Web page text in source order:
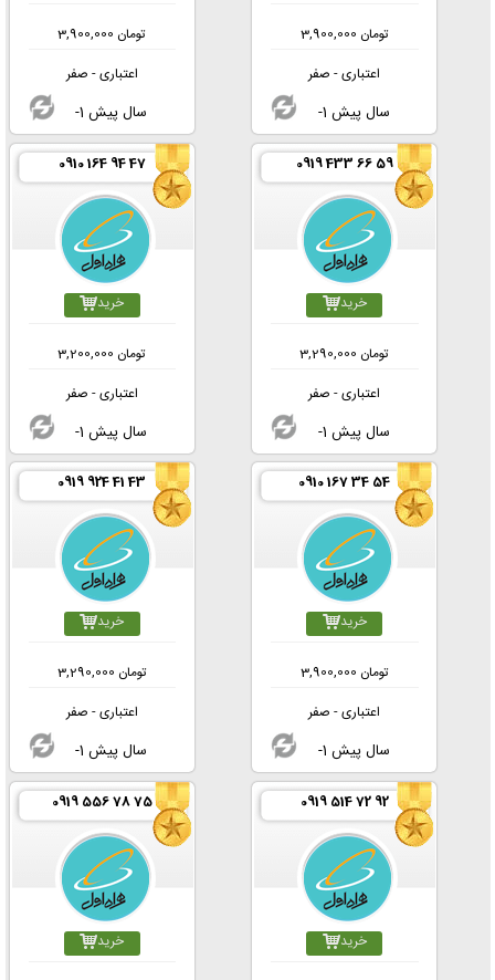
3,900,000 تومان
اعتباری - صفر
-1 سال پیش
3,900,000 تومان
اعتباری - صفر
-1 سال پیش
0919 433 66 59
خرید
3,290,000 تومان
اعتباری - صفر
-1 سال پیش
0910 164 94 47
خرید
3,200,000 تومان
اعتباری - صفر
-1 سال پیش
0910 167 34 54
خرید
3,900,000 تومان
اعتباری - صفر
-1 سال پیش
0919 924 41 43
خرید
3,290,000 تومان
اعتباری - صفر
-1 سال پیش
0919 514 72 92
خرید
0919 556 78 75
خرید